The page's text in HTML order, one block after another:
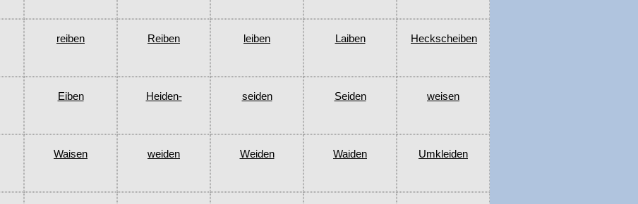
reiben Reiben leiben Laiben Heckscheiben
Eiben Heiden- seiden Seiden weisen
Waisen weiden Weiden Waiden Umkleiden